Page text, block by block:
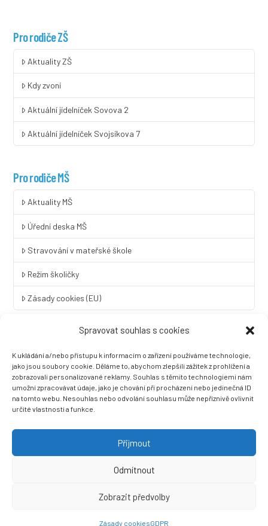
Spravovat souhlas s cookies
K ukládání a/nebo přístupu k informacím o zařízení používáme technologie,
jako jsou soubory cookie. Děláme to, abychom zlepšili zážitek z prohlížení a
zobrazovali personalizované reklamy. Souhlas s těmito technologiemi nám
umožní zpracovávat údaje, jako je chování při procházení nebo jedinečná ID
na tomto webu. Nesouhlas nebo odvolání souhlasu může nepříznivě ovlivnit
určité vlastnosti a funkce.
Přijmout
Odmítnout
Zobrazit předvolby
Zásady cookiesGDPR
Pro rodiče ZŠ
Aktuality ZŠ
Kdy zvoní
Aktuální jídelníček Sovova 2
Aktuální jídelníček Svojsíkova 7
Pro rodiče MŠ
Aktuality MŠ
Úřední deska MŠ
Stravování v mateřské škole
Režim školičky
Zásady cookies (EU)
LINGUA UNIVERSAL soukromá základní škola a mateřská škola
s.r.o.
Sovova 2
412 01 Litoměřice
+420 416 733 690
datová schránka: 3vnipkd
Než zazvoní, s.r.o.